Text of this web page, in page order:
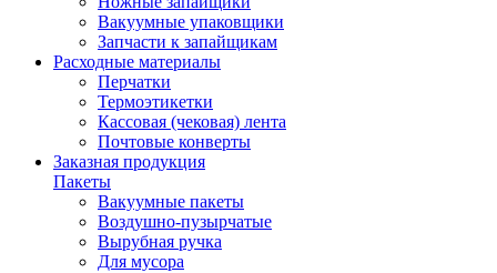
Вакуумные упаковщики
Запчасти к запайщикам
Расходные материалы
Перчатки
Термоэтикетки
Кассовая (чековая) лента
Почтовые конверты
Заказная продукция
Пакеты
Вакуумные пакеты
Воздушно-пузырчатые
Вырубная ручка
Для мусора